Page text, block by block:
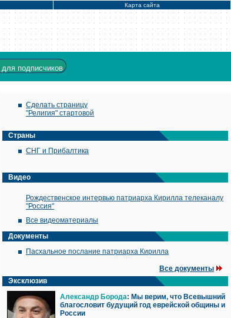
Карта сайта
для подписчиков
Сделать страницу
"Религия" стартовой
Страны
СНГ и Прибалтика
Видео
Рождественское интервью патриарха Кирилла телеканалу
"Россия"
Все видеоматериалы
Документы
Пасхальное послание патриарха Кирилла
Все документы
Эксклюзив
Александр Борода: Мы верим, что Всевышний
благословит будущий год еврейской общины и
России